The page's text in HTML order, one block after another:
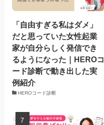
「自由すぎる私はダメ」
だと思っていた女性起業
家が自分らしく発信でき
るようになった｜HEROコ
ード診断で動き出した実
例紹介
HEROコード診断